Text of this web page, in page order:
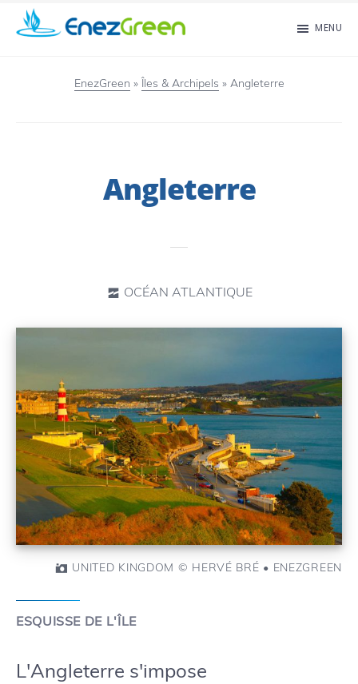
Passer
au
MENU
EnezGreen » Îles & Archipels » Angleterre
Angleterre
OCÉAN ATLANTIQUE
UNITED KINGDOM © HERVÉ BRÉ • ENEZGREEN
ESQUISSE DE L'ÎLE
L'Angleterre s'impose